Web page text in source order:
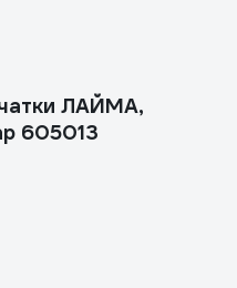
ЛАЙМА,
605013